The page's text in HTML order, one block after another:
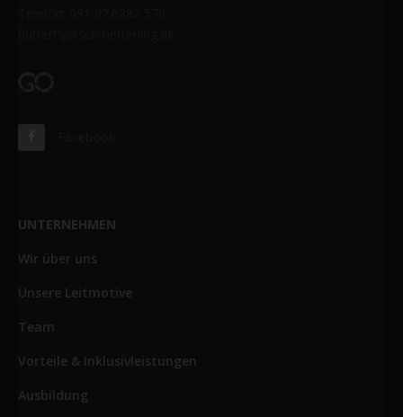
UNTERNEHMEN
Wir über uns
Unsere Leitmotive
Team
Vorteile & Inklusivleistungen
Ausbildung